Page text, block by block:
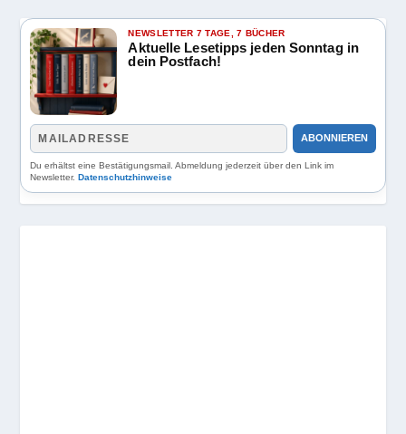
NEWSLETTER 7 TAGE, 7 BÜCHER
Aktuelle Lesetipps jeden Sonntag in
dein Postfach!
ABONNIEREN
Du erhältst eine Bestätigungsmail. Abmeldung jederzeit über den Link im
Newsletter.Datenschutzhinweise